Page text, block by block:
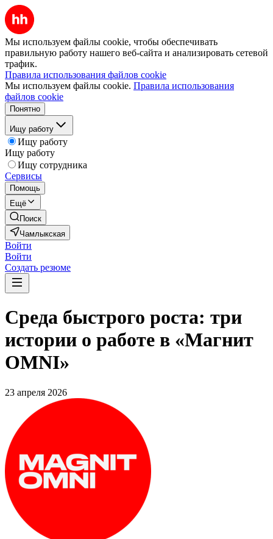
Мы используем файлы cookie, чтобы обеспечивать
правильную работу нашего веб-сайта и анализировать сетевой
трафик.
Правила использования файлов cookie
Мы используем файлы cookie. Правила использования
файлов cookie
Понятно
Ищу работу
Ищу работу
Ищу работу
Ищу сотрудника
Сервисы
Помощь
Ещё
Поиск
Чамлыкская
Войти
Войти
Создать резюме
Среда быстрого роста: три
истории о работе в «Магнит
OMNI»
23 апреля 2026